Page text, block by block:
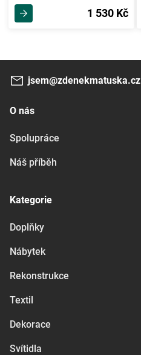
1 530 Kč
jsem@zdenekmatuska.cz
O nás
Spolupráce
Náš příběh
Kategorie
Doplňky
Nábytek
Rekonstrukce
Textil
Dekorace
Svítidla